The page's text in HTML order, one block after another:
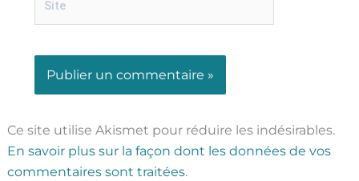
Ce site utilise Akismet pour réduire les indésirables.
En savoir plus sur la façon dont les données de vos
commentaires sont traitées.